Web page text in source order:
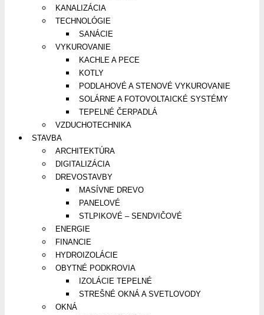
KANALIZÁCIA
TECHNOLÓGIE
SANÁCIE
VYKUROVANIE
KACHLE A PECE
KOTLY
PODLAHOVÉ A STENOVÉ VYKUROVANIE
SOLÁRNE A FOTOVOLTAICKÉ SYSTÉMY
TEPELNÉ ČERPADLÁ
VZDUCHOTECHNIKA
STAVBA
ARCHITEKTÚRA
DIGITALIZÁCIA
DREVOSTAVBY
MASÍVNE DREVO
PANELOVÉ
STLPIKOVÉ – SENDVIČOVÉ
ENERGIE
FINANCIE
HYDROIZOLÁCIE
OBYTNÉ PODKROVIA
IZOLÁCIE TEPELNÉ
STREŠNÉ OKNÁ A SVETLOVODY
OKNÁ